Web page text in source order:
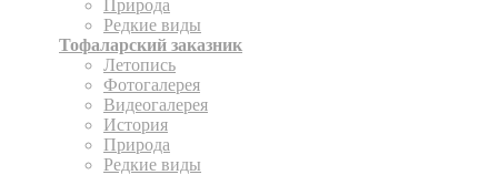
Природа
Редкие виды
Тофаларский заказник
Летопись
Фотогалерея
Видеогалерея
История
Природа
Редкие виды